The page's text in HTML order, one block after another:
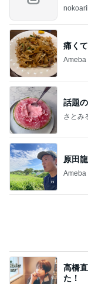
痛く
Ameba
話題
さとみ
原田
Ameba
高橋
た！